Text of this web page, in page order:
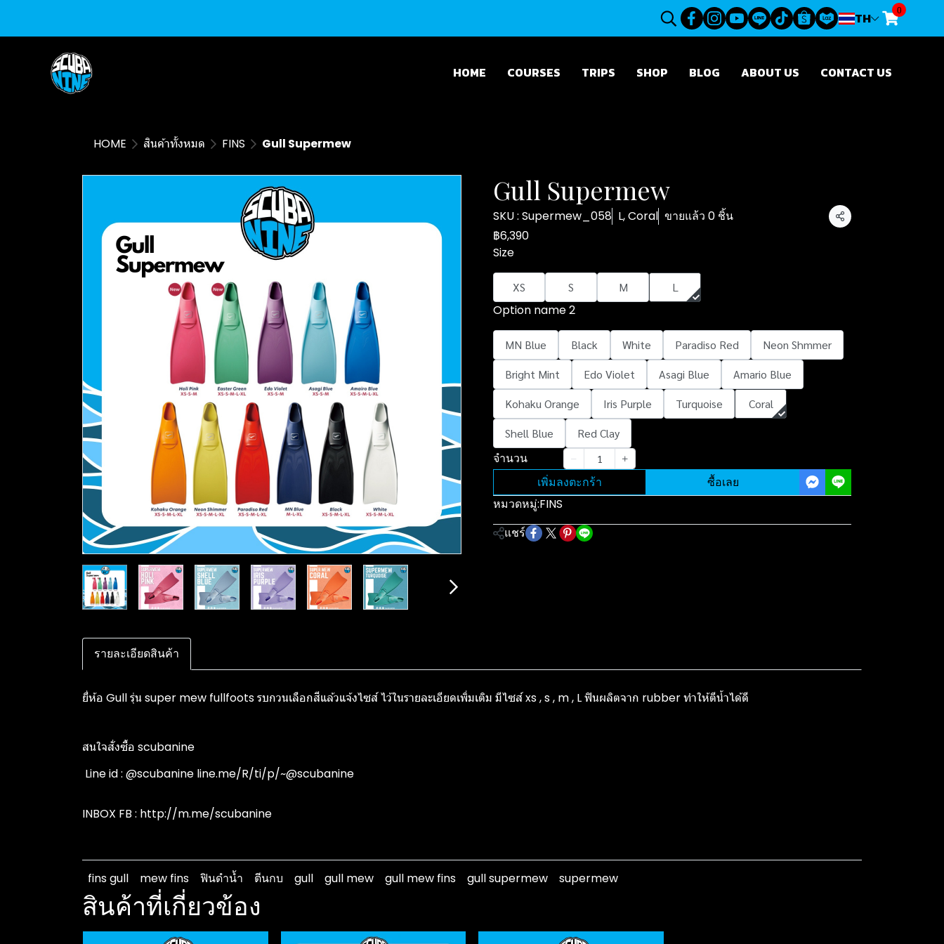
TH 0
HOME COURSES TRIPS SHOP BLOG ABOUT US CONTACT US
HOME สินค้าทั้งหมด FINS Gull Supermew
Gull Supermew
SKU : Supermew_058 L, Coral ขายแล้ว 0 ชิ้น
แชร์
฿6,390
Size
XS S M L
Option name 2
MN Blue Black White Paradiso Red
Neon Shmmer
Bright Mint
Edo Violet Asagi Blue
Amario Blue
Kohaku Orange
Iris Purple Turquoise
Coral
Shell Blue
Red Clay
จำนวน
เพิ่มลงตะกร้า
ซื้อเลย
หมวดหมู่:FINS
แชร์
รายละเอียดสินค้า
ยี่ห้อ Gull รุ่น super mew fullfoots รบกวนเลือกสีแล้วแจ้งไซส์ ไว้ในรายละเอียดเพิ่มเติม มีไซส์ xs , s , m , L ฟินผลิตจาก rubber ทำให้ตีน้ำได้ดี
สนใจสั่งซื้อ scubanine
️ Line id : @scubanine line.me/R/ti/p/~@scubanine
INBOX FB : http://m.me/scubanine
fins gull mew fins ฟินดำน้ำ ตีนกบ gull gull mew gull mew fins gull supermew supermew
สินค้าที่เกี่ยวข้อง